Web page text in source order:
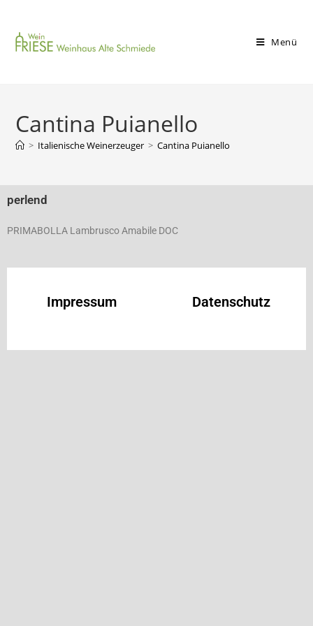
Menü
Cantina Puianello
> Italienische Weinerzeuger > Cantina Puianello
perlend
PRIMABOLLA Lambrusco Amabile DOC
Impressum Datenschutz